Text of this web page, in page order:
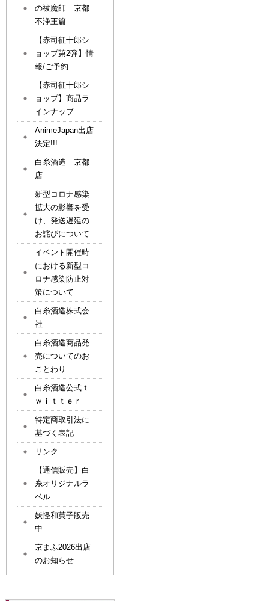
の祓魔師 京都
不浄王篇
【赤司征十郎シ
ョップ第2弾】情
報/ご予約
【赤司征十郎シ
ョップ】商品ラ
インナップ
AnimeJapan出店
決定!!!
白糸酒造 京都
店
新型コロナ感染
拡大の影響を受
け、発送遅延の
お詫びについて
イベント開催時
における新型コ
ロナ感染防止対
策について
白糸酒造株式会
社
白糸酒造商品発
売についてのお
ことわり
白糸酒造公式ｔ
ｗｉｔｔｅｒ
特定商取引法に
基づく表記
リンク
【通信販売】白
糸オリジナルラ
ベル
妖怪和菓子販売
中
京まふ2026出店
のお知らせ